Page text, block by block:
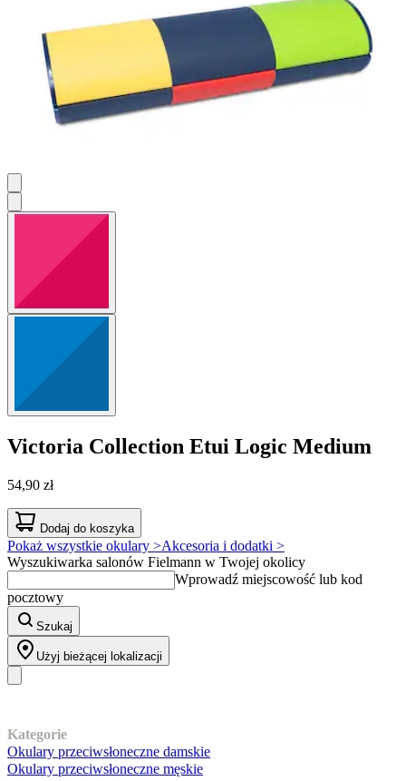
Victoria Collection Etui Logic Medium
54,90 zł
Dodaj do koszyka
Pokaż wszystkie okulary >Akcesoria i dodatki >
Wyszukiwarka salonów Fielmann w Twojej okolicy
Wprowadź miejscowość lub kod
pocztowy
Szukaj
Użyj bieżącej lokalizacji
Kategorie
Okulary przeciwsłoneczne damskie
Okulary przeciwsłoneczne męskie